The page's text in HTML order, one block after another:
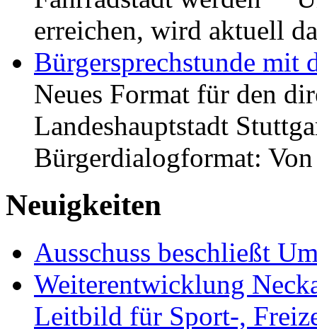
erreichen, wird aktuell
Bürgersprechstunde mit
Neues Format für den
Landeshauptstadt
Bürgerdialogformat:
Neuigkeiten
Ausschuss beschließt
Weiterentwicklung
Leitbild für Sport-,